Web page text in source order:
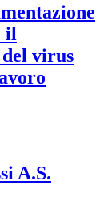
il
virus
A.S.